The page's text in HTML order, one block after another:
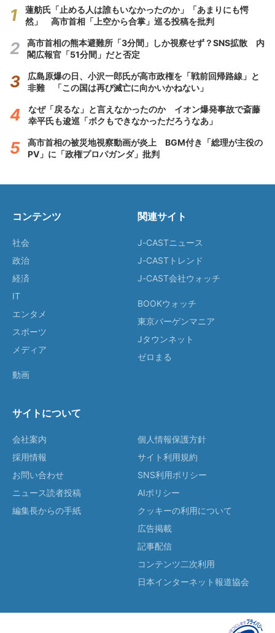
蓮舫氏「止める人は誰もいなかったのか」「あまりにも愕
然」 高市首相「上空から合掌」巡る投稿を批判
高市首相の熊本避難所「3分間」しか視察せず？SNS拡散 内
閣広報官「51分間」だと否定
広島原爆の日、小沢一郎氏が高市政権を「戦前回帰路線」と
非難 「この国は再び滅亡に向かいかねない」
なぜ「戻るな」と言えなかったのか イオン爆発事故で斎藤
幸平氏も逡巡「ボクもできなかっただろうなあ」
高市首相の被災地視察動画が炎上 BGM付き「総理が主役の
PV」に「政権プロパガンダ」批判
コンテンツ
社会
政治
経済
IT
エンタメ
スポーツ
メディア
動画
関連サイト
J-CASTニュース
J-CASTトレンド
J-CAST会社ウォッチ
BOOKウォッチ
東京バーゲンマニア
Jタウンネット
ゼロまる
サイトについて
会社案内
採用情報
お問い合わせ
ニュース読者投稿
編集長からの手紙
個人情報保護方針
サイト利用規約
SNS利用ポリシー
AIポリシー
クッキーの利用について
広告掲載
記事配信
コンテンツ二次利用
日本インターネット報道協会